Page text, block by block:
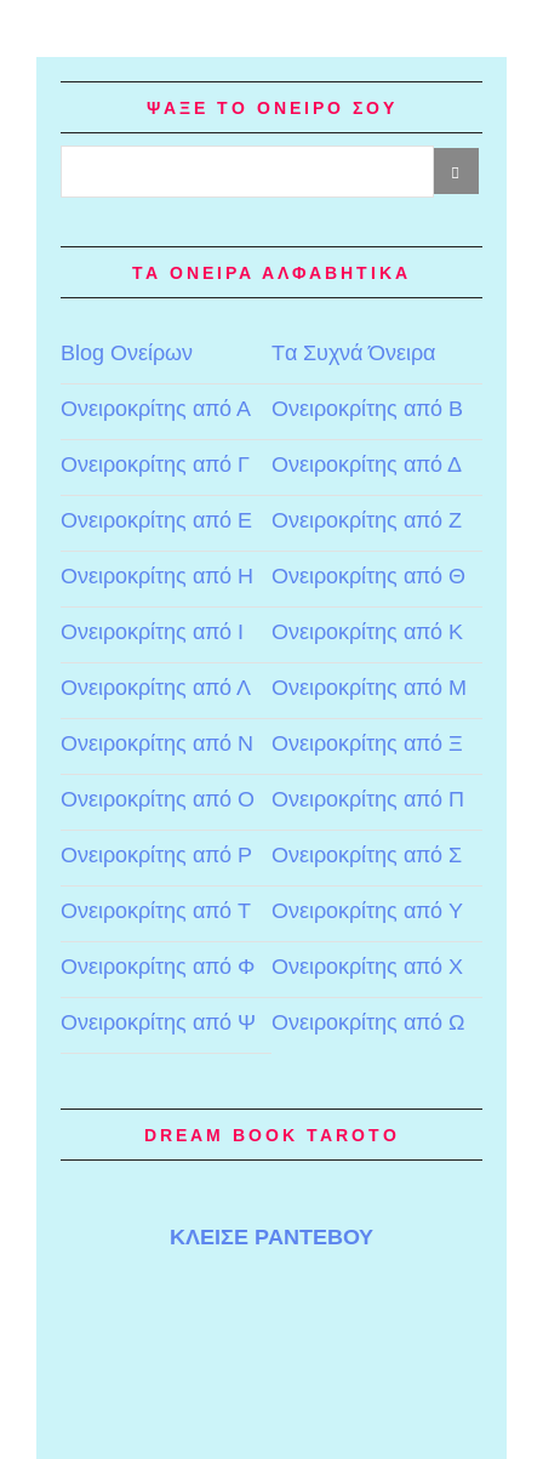
ΨΑΞΕ ΤΟ ΟΝΕΙΡΟ ΣΟΥ
ΤΑ ΟΝΕΙΡΑ ΑΛΦΑΒΗΤΙΚΑ
Blog Ονείρων Tα Συχνά Όνειρα
Ονειροκρίτης από Α Ονειροκρίτης από Β
Ονειροκρίτης από Γ Ονειροκρίτης από Δ
Ονειροκρίτης από Ε Ονειροκρίτης από Ζ
Ονειροκρίτης από Η Ονειροκρίτης από Θ
Ονειροκρίτης από Ι Ονειροκρίτης από Κ
Ονειροκρίτης από Λ Ονειροκρίτης από Μ
Ονειροκρίτης από Ν Ονειροκρίτης από Ξ
Ονειροκρίτης από Ο Ονειροκρίτης από Π
Ονειροκρίτης από Ρ Ονειροκρίτης από Σ
Ονειροκρίτης από Τ Ονειροκρίτης από Υ
Ονειροκρίτης από Φ Ονειροκρίτης από Χ
Ονειροκρίτης από Ψ Ονειροκρίτης από Ω
DREAM BOOK TAROTO
ΚΛΕΙΣΕ ΡΑΝΤΕΒΟΥ